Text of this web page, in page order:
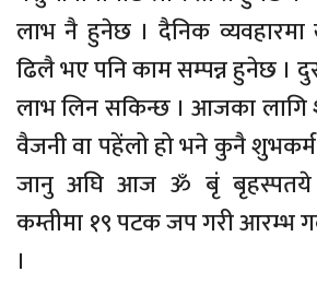
लाभ नै हुनेछ । दैनिक
ढिलै भए पनि काम सम्पन्न हुनेछ ।
लाभ लिन सकिन्छ । आजका लागि
वैजनी वा पहेंलो हो भने कुनै शुभकर्म
जानु अघि आज ॐ बृं बृहस्पतये
कम्तीमा १९ पटक जप गरी आरम्भ
।